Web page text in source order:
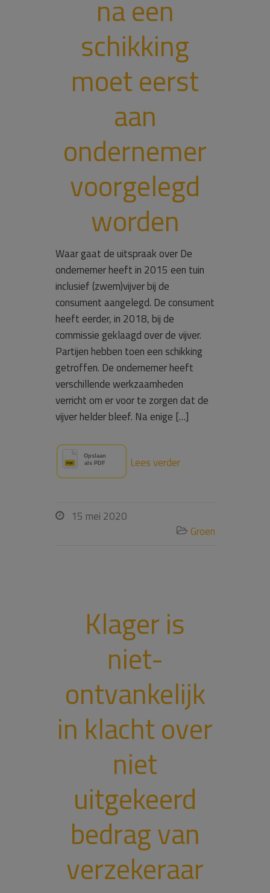
na een
schikking
moet eerst
aan
ondernemer
voorgelegd
worden
Waar gaat de uitspraak over De
ondernemer heeft in 2015 een tuin
inclusief (zwem)vijver bij de
consument aangelegd. De consument
heeft eerder, in 2018, bij de
commissie geklaagd over de vijver.
Partijen hebben toen een schikking
getroffen. De ondernemer heeft
verschillende werkzaamheden
verricht om er voor te zorgen dat de
vijver helder bleef. Na enige […]
Lees verder
 15 mei 2020
 Groen
Klager is
niet-
ontvankelijk
in klacht over
niet
uitgekeerd
bedrag van
verzekeraar